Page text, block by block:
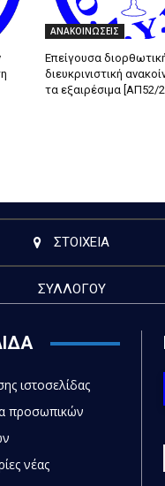
ΑΝΑΚΟΙΝΩΣΕΙΣ
Επείγουσα
διευκρινιστική
τα εξαιρέσιμα [ΑΠ52/
ΣΤΟΙΧΕΙΑ
ΣΥΛΛΟΓΟΥ
ιστοσελίδας
προσωπικών
νέας